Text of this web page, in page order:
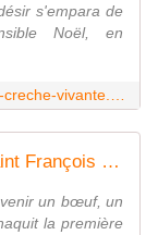
s'empara de
Noël, en
La première crèche de Noël avec saint François d'Assise
un bœuf, un
la première